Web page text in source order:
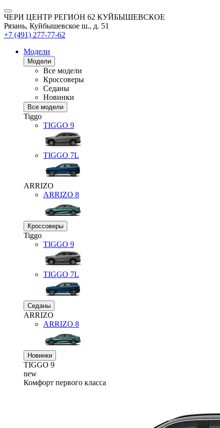
ЧЕРИ ЦЕНТР РЕГИОН 62 КУЙБЫШЕВСКОЕ
Рязань, Куйбышевское ш., д. 51
+7 (491) 277-77-62
Модели
Модели
Все модели
Кроссоверы
Седаны
Новинки
Все модели
Tiggo
TIGGO 9
TIGGO 7L
ARRIZO
ARRIZO 8
Кроссоверы
Tiggo
TIGGO 9
TIGGO 7L
Седаны
ARRIZO
ARRIZO 8
Новинки
TIGGO 9
new
Комфорт первого класса